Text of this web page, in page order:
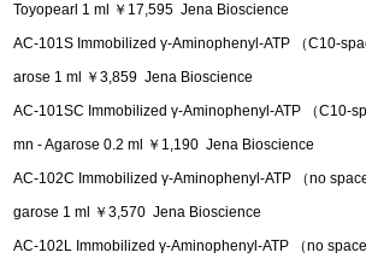
Toyopearl 1 ml ￥17,595 Jena Bioscience
AC-101S Immobilized γ-Aminophenyl-ATP （C10-
arose 1 ml ￥3,859 Jena Bioscience
AC-101SC Immobilized γ-Aminophenyl-ATP （C10-
mn - Agarose 0.2 ml ￥1,190 Jena Bioscience
AC-102C Immobilized γ-Aminophenyl-ATP （no
garose 1 ml ￥3,570 Jena Bioscience
AC-102L Immobilized γ-Aminophenyl-ATP （no